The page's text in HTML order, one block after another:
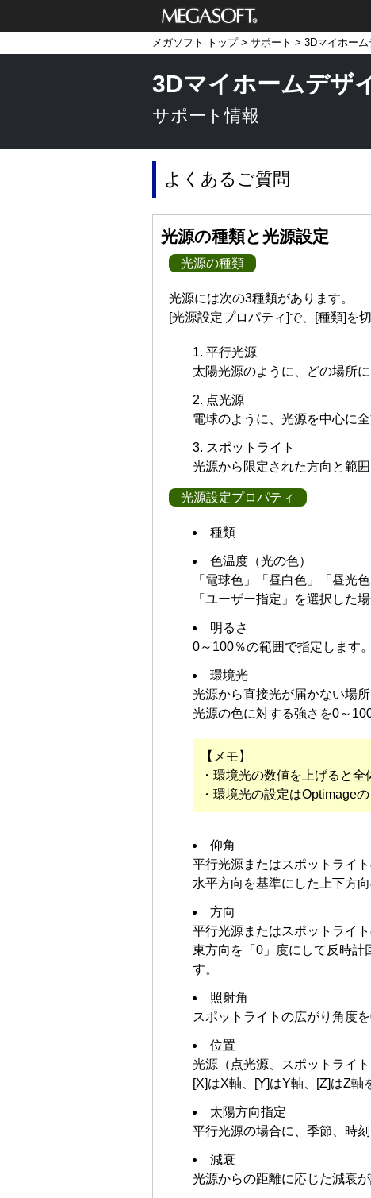
メガソフト株式
会社
メガソフト トップ> サポート > 3Dマイホー
3Dマイホームデザ
サポート情報
よくあるご質問
光源の種類と光源設定
光源の種類
光源には次の3種類があります。
[光源設定プロパティ]で、[種類]を
平行光源
太陽光源のように、どの場所
点光源
電球のように、光源を中心に
スポットライト
光源から限定された方向と範囲
光源設定プロパティ
種類
色温度（光の色）
「電球色」「昼白色」「昼光
「ユーザー指定」を選択した
明るさ
0～100％の範囲で指定します。
環境光
光源から直接光が届かない場
光源の色に対する強さを0～
【メモ】
・環境光の数値を上げると
・環境光の設定はOptimage
仰角
平行光源またはスポットライ
水平方向を基準にした上下方
方向
平行光源またはスポットライ
東方向を「0」度にして反時計
す。
照射角
スポットライトの広がり角度
位置
光源（点光源、スポットライ
[X]はX軸、[Y]はY軸、[Z]はZ軸
太陽方向指定
平行光源の場合に、季節、時
減衰
光源からの距離に応じた減衰が